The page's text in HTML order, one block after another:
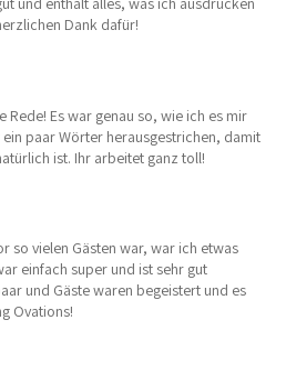
Dank dafür!
Rede! Es war genau so, wie ich es mir
paar Wörter herausgestrichen, damit
ist. Ihr arbeitet ganz toll!
so vielen Gästen war, war ich etwas
einfach super und ist sehr gut
und Gäste waren begeistert und es
Ovations!